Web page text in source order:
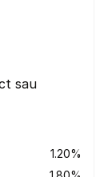
sau
1.20%